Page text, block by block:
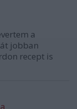
a
jobban
recept is